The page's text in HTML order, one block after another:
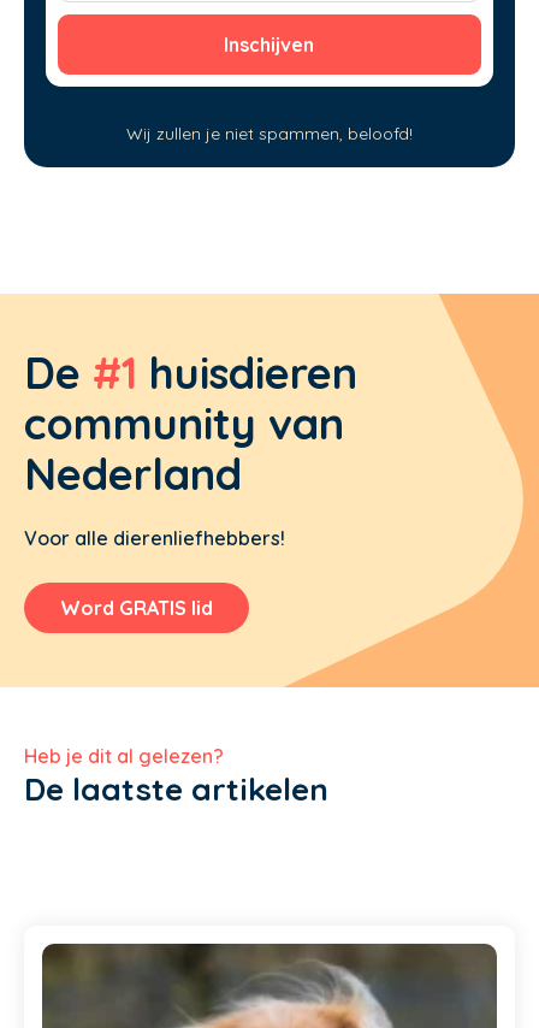
Wij zullen je niet spammen, beloofd!
De #1 huisdieren
community van
Nederland
Voor alle dierenliefhebbers!
Word GRATIS lid
Heb je dit al gelezen?
De laatste artikelen